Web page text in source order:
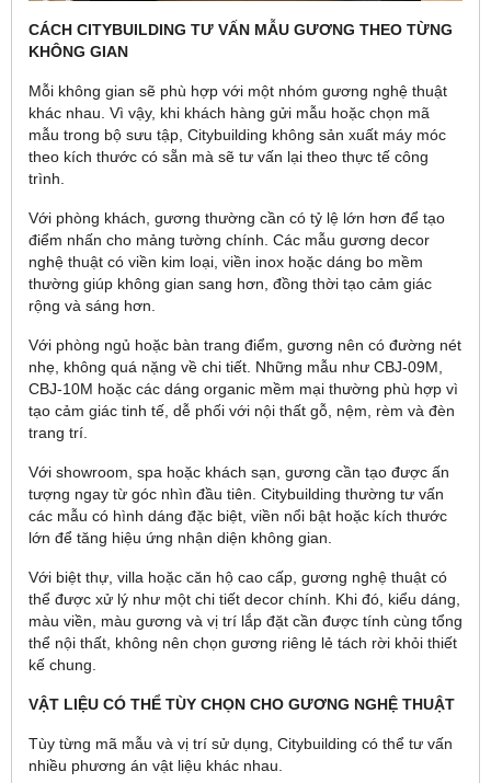
CÁCH CITYBUILDING TƯ VẤN MẪU GƯƠNG THEO TỪNG
KHÔNG GIAN
Mỗi không gian sẽ phù hợp với một nhóm gương nghệ thuật
khác nhau. Vì vậy, khi khách hàng gửi mẫu hoặc chọn mã
mẫu trong bộ sưu tập, Citybuilding không sản xuất máy móc
theo kích thước có sẵn mà sẽ tư vấn lại theo thực tế công
trình.
Với phòng khách, gương thường cần có tỷ lệ lớn hơn để tạo
điểm nhấn cho mảng tường chính. Các mẫu gương decor
nghệ thuật có viền kim loại, viền inox hoặc dáng bo mềm
thường giúp không gian sang hơn, đồng thời tạo cảm giác
rộng và sáng hơn.
Với phòng ngủ hoặc bàn trang điểm, gương nên có đường nét
nhẹ, không quá nặng về chi tiết. Những mẫu như CBJ-09M,
CBJ-10M hoặc các dáng organic mềm mại thường phù hợp vì
tạo cảm giác tinh tế, dễ phối với nội thất gỗ, nệm, rèm và đèn
trang trí.
Với showroom, spa hoặc khách sạn, gương cần tạo được ấn
tượng ngay từ góc nhìn đầu tiên. Citybuilding thường tư vấn
các mẫu có hình dáng đặc biệt, viền nổi bật hoặc kích thước
lớn để tăng hiệu ứng nhận diện không gian.
Với biệt thự, villa hoặc căn hộ cao cấp, gương nghệ thuật có
thể được xử lý như một chi tiết decor chính. Khi đó, kiểu dáng,
màu viền, màu gương và vị trí lắp đặt cần được tính cùng tổng
thể nội thất, không nên chọn gương riêng lẻ tách rời khỏi thiết
kế chung.
VẬT LIỆU CÓ THỂ TÙY CHỌN CHO GƯƠNG NGHỆ THUẬT
Tùy từng mã mẫu và vị trí sử dụng, Citybuilding có thể tư vấn
nhiều phương án vật liệu khác nhau.